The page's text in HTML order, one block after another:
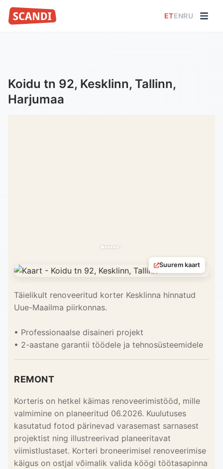
ETENRU
Koidu tn 92, Kesklinn, Tallinn,
Harjumaa
Suurem kaart
Täielikult renoveeritud korter Kesklinna hinnatud
Uue-Maailma piirkonnas.
• Professionaalse disaineri projekt
• 2-aastane garantii töödele ja tehnosüsteemidele
REMONT
Korteris on hetkel käimas renoveerimistööd, mille
valmimine on planeeritud 06.2026. Kuulutuses
kasutatud fotod pärinevad varasemast sarnasest
projektist ning illustreerivad planeeritavat
viimistlustaset. Korteri broneerimisel renoveerimise
käigus on ostjal võimalik valida köögi töötasapinna